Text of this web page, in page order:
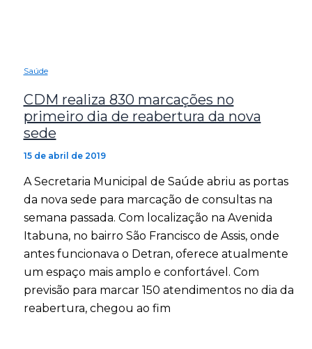
Saúde
CDM realiza 830 marcações no
primeiro dia de reabertura da nova
sede
15 de abril de 2019
A Secretaria Municipal de Saúde abriu as portas
da nova sede para marcação de consultas na
semana passada. Com localização na Avenida
Itabuna, no bairro São Francisco de Assis, onde
antes funcionava o Detran, oferece atualmente
um espaço mais amplo e confortável. Com
previsão para marcar 150 atendimentos no dia da
reabertura, chegou ao fim